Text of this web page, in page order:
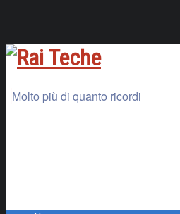
Molto più di quanto ricordi